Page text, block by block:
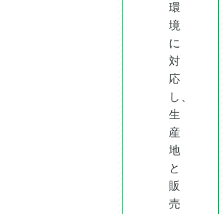
環
境
に
対
応
し、
生
産
地
と
販
売